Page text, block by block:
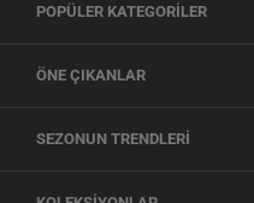
POPÜLER KATEGORİLER
ÖNE ÇIKANLAR
SEZONUN TRENDLERİ